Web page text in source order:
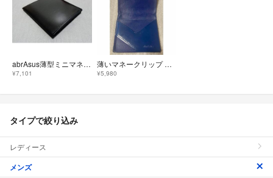
abrAsus薄型ミニマネークリップ カード定期札入れ
¥7,101
薄いマネークリップ ブルー ◆ アブラサス abrasus
¥5,980
タイプで絞り込み
レディース
メンズ